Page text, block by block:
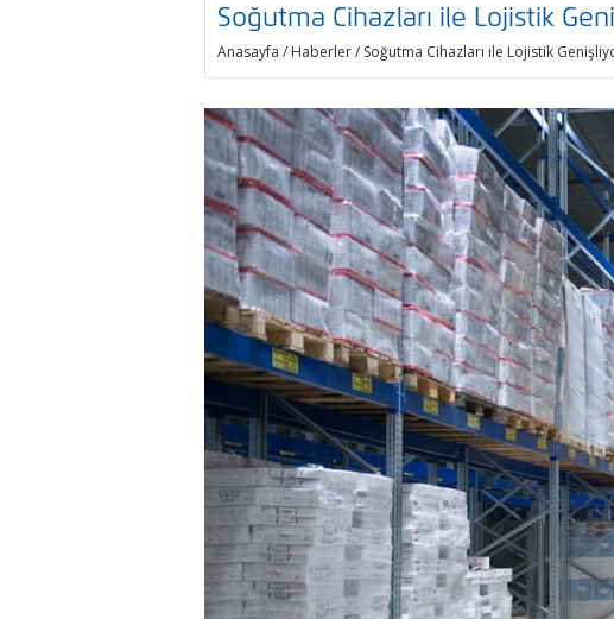
Soğutma Cihazları ile Lojistik
Anasayfa / Haberler/ Soğutma Cihazları ile Lojistik